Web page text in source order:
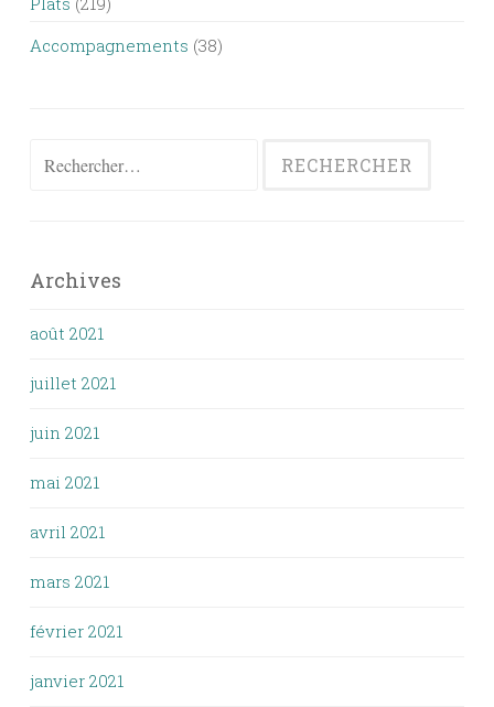
Accompagnements (38)
Rechercher :
Archives
août 2021
juillet 2021
juin 2021
mai 2021
avril 2021
mars 2021
février 2021
janvier 2021